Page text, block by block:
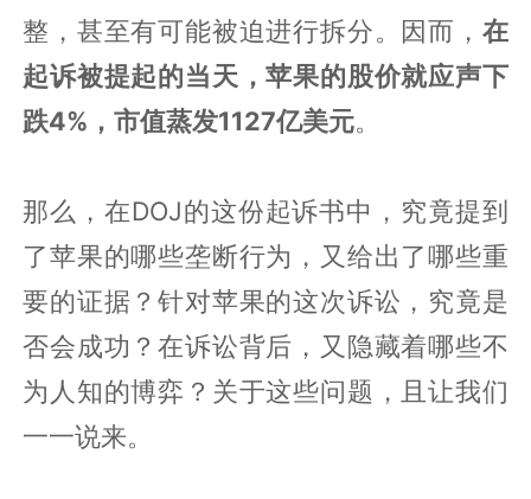
整，甚至有可能被迫进行拆分。因而， 在
起诉被提起的当天，苹果的股价就应声下
跌4%，市值蒸发1127亿美元。
那么，在DOJ的这份起诉书中，究竟提到
了苹果的哪些垄断行为，又给出了哪些重
要的证据？针对苹果的这次诉讼，究竟是
否会成功？在诉讼背后，又隐藏着哪些不
为人知的博弈？关于这些问题，且让我们
一一说来。